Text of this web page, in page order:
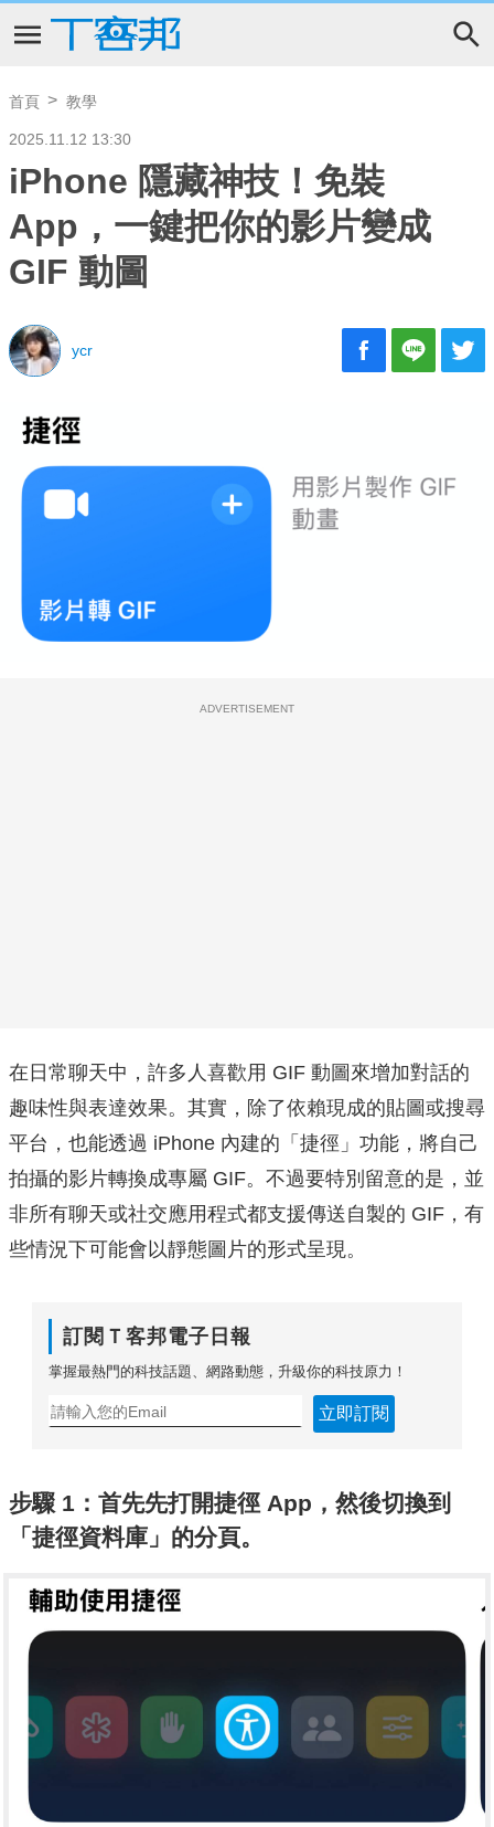
首頁 教學
2025.11.12 13:30
iPhone 隱藏神技！免裝
App，一鍵把你的影片變成
GIF 動圖
ycr
ADVERTISEMENT
在日常聊天中，許多人喜歡用 GIF 動圖來增加對話的
趣味性與表達效果。其實，除了依賴現成的貼圖或搜尋
平台，也能透過 iPhone 內建的「捷徑」功能，將自己
拍攝的影片轉換成專屬 GIF。不過要特別留意的是，並
非所有聊天或社交應用程式都支援傳送自製的 GIF，有
些情況下可能會以靜態圖片的形式呈現。
訂閱Ｔ客邦電子日報
掌握最熱門的科技話題、網路動態，升級你的科技原力！
立即訂閱
步驟 1：首先先打開捷徑 App，然後切換到
「捷徑資料庫」的分頁。